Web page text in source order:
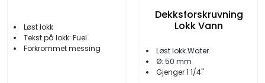
Løst lokk
Tekst på lokk: Fuel
Forkrommet messing
Dekksforskruvning
Lokk Vann
Løst lokk Water
Ø: 50 mm
Gjenger 1 1/4''